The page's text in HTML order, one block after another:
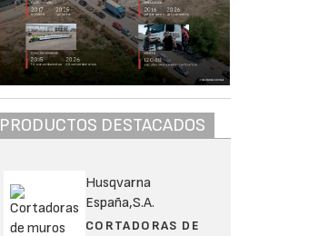
PRODUCTOS DESTACADOS
Husqvarna
España,S.A.
CORTADORAS DE